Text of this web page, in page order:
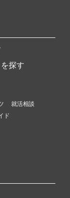
探す
就活相談
ド